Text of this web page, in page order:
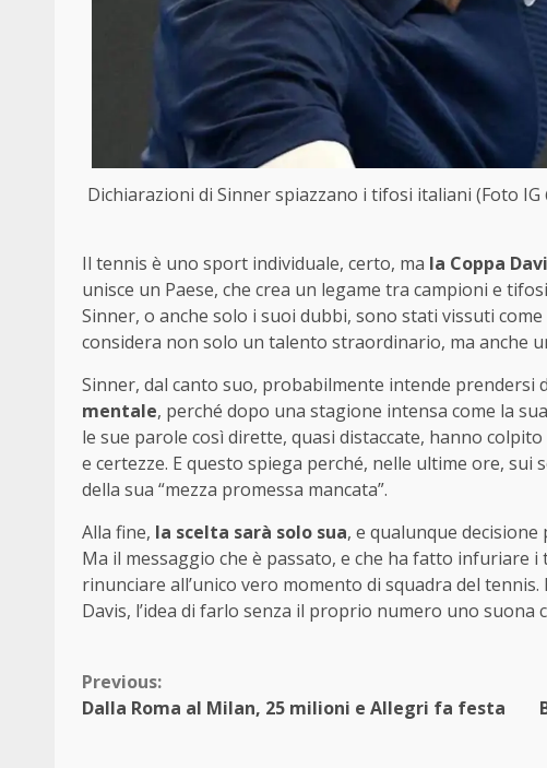
Dichiarazioni di Sinner spiazzano i tifosi italiani (Foto
Il tennis è uno sport individuale, certo, ma la Coppa
unisce un Paese, che crea un legame tra campioni e
Sinner, o anche solo i suoi dubbi, sono stati vissuti
considera non solo un talento straordinario, ma anche
Sinner, dal canto suo, probabilmente intende prendersi
mentale, perché dopo una stagione intensa come la
le sue parole così dirette, quasi distaccate, hanno
e certezze. E questo spiega perché, nelle ultime ore,
della sua “mezza promessa mancata”.
Alla fine, la scelta sarà solo sua, e qualunque
Ma il messaggio che è passato, e che ha fatto infuriare
rinunciare all’unico vero momento di squadra del
Davis, l’idea di farlo senza il proprio numero uno suona
Continue
Previous:
Dalla Roma al Milan, 25 milioni e Allegri fa festa